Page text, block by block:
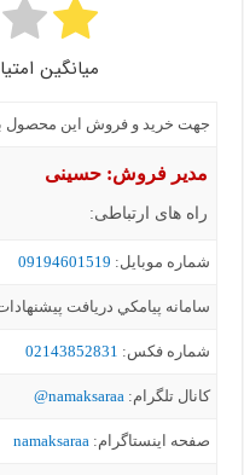
میانگین
جهت خرید و فروش این محصول با
مدیر فروش: حسینی
راه های ارتباطی:
شماره موبايل: 09194601519
سامانه پيامکي دریافت
شماره فکس: 02143852831
کانال تلگرام:namaksaraa@
صفحه اینستاگرام:namaksaraa